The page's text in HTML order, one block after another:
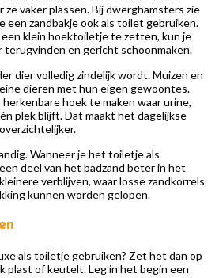
vaker plassen. Bij dwerghamsters zie
een zandbakje ook als toilet gebruiken.
een klein hoektoiletje te zetten, kun je
terugvinden en gericht schoonmaken.
dier volledig zindelijk wordt. Muizen en
dieren met hun eigen gewoontes.
hoek te maken waar urine,
plek blijft. Dat maakt het dagelijkse
Wanneer je het toiletje als
deel van het badzand beter in het
verblijven, waar losse zandkorrels
kunnen worden gelopen.
als toiletje gebruiken? Zet het dan op
plast of keutelt. Leg in het begin een